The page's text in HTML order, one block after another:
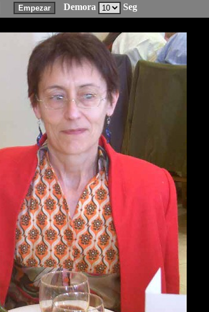
Empezar Demora Seg